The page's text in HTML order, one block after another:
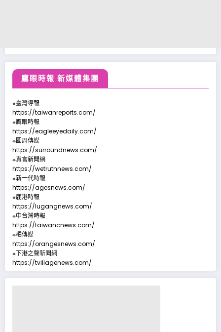
鷹眼時報 新媒體集團
※臺灣導報
https://taiwanreports.com/
※鷹眼時報
https://eagleeyedaily.com/
※圓周傳媒
https://surroundnews.com/
※真言新聞網
https://wetruthnews.com/
※新一代時報
https://agesnews.com/
※鹿港時報
https://lugangnews.com/
※中台灣時報
https://taiwancnews.com/
※橘傳媒
https://orangesnews.com/
※下港之聲新聞網
https://tvillagenews.com/